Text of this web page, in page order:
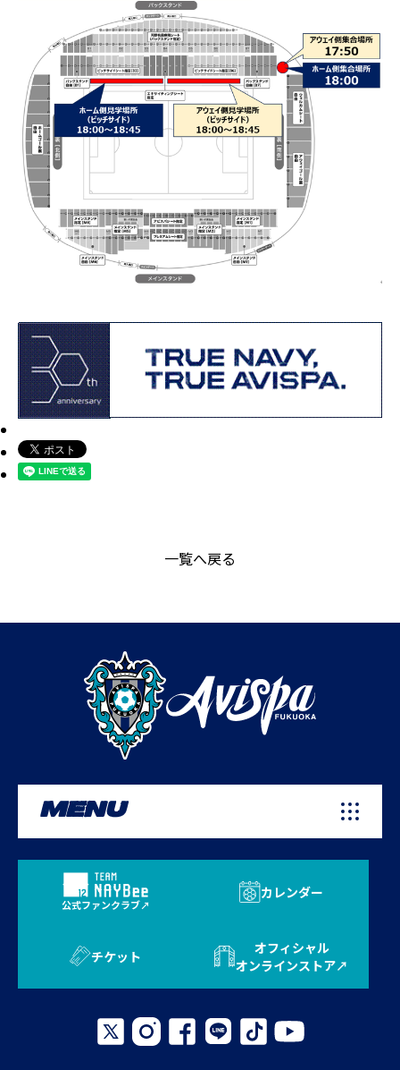
一覧へ戻る
MENU
公式ファンクラブ
カレンダー
チケット
オフィシャル
オンラインストア